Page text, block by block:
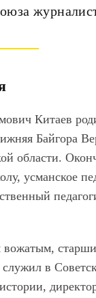
Китаев
Байгора
области.
усманское
в